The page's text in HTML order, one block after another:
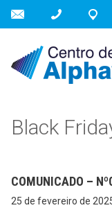
Black
COMUNICADO –
25 de fevereiro de